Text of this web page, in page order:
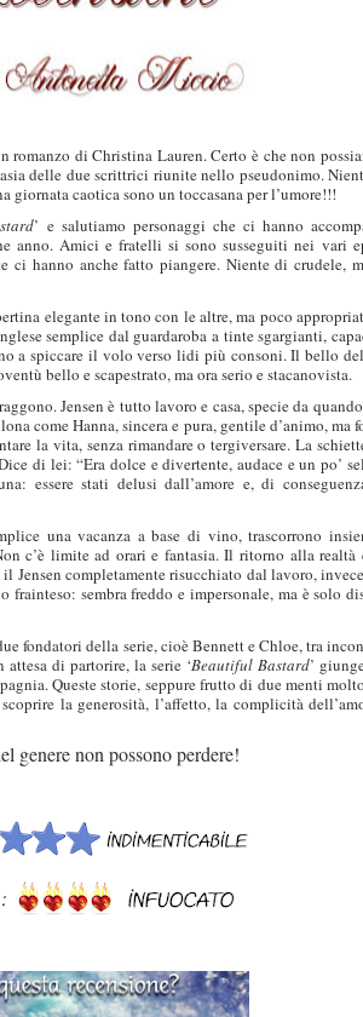
romanzo di Christina Lauren. Certo è che non
delle due scrittrici riunite nello pseudonimo.
giornata caotica sono un toccasana per l’umore!!!
’ e salutiamo personaggi che ci hanno
anno. Amici e fratelli si sono susseguiti nei vari
ci hanno anche fatto piangere. Niente di crudele,
elegante in tono con le altre, ma poco
semplice dal guardaroba a tinte sgargianti,
a spiccare il volo verso lidi più consoni. Il bello
bello e scapestrato, ma ora serio e stacanovista.
Jensen è tutto lavoro e casa, specie da
come Hanna, sincera e pura, gentile d’animo, ma
la vita, senza rimandare o tergiversare. La
di lei: “Era dolce e divertente, audace e un po’
essere stati delusi dall’amore e, di
una vacanza a base di vino, trascorrono
c’è limite ad orari e fantasia. Il ritorno alla realtà
Jensen completamente risucchiato dal lavoro,
frainteso: sembra freddo e impersonale, ma è solo
fondatori della serie, cioè Bennett e Chloe, tra
di partorire, la serie ‘Beautiful Bastard’
Queste storie, seppure frutto di due menti
la generosità, l’affetto, la complicità
genere non possono perdere!